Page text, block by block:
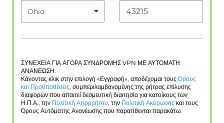
ΣΥΝΕΧΕΙΑ ΓΙΑ ΑΓΟΡΑ ΣΥΝΔΡΟΜΗΣ VPN ΜΕ ΑΥΤΟΜΑΤΗ
ΑΝΑΝΕΩΣΗ.
Κάνοντας κλικ στην επιλογή «Εγγραφή», αποδέχομαι τουςΌρους
και Προϋποθέσεις, συμπεριλαμβανομένης της ρήτρας επίλυσης
διαφορών που απαιτεί δεσμευτική διαιτησία για κατοίκους των
Η.Π.Α., την Πολιτική Απορρήτου, την Πολιτική Ακύρωσης και τους
Όρους Αυτόματης Ανανέωσης που παρατίθενται παρακάτω.